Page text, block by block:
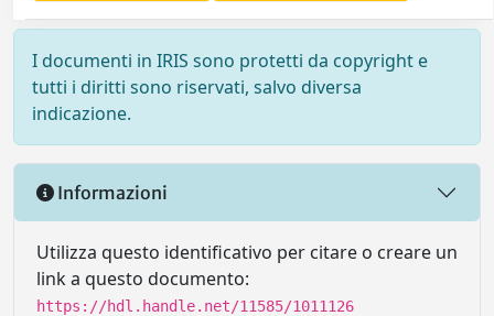
I documenti in IRIS sono protetti da copyright e
tutti i diritti sono riservati, salvo diversa
indicazione.
Informazioni
Utilizza questo identificativo per citare o creare un
link a questo documento:
https://hdl.handle.net/11585/1011126